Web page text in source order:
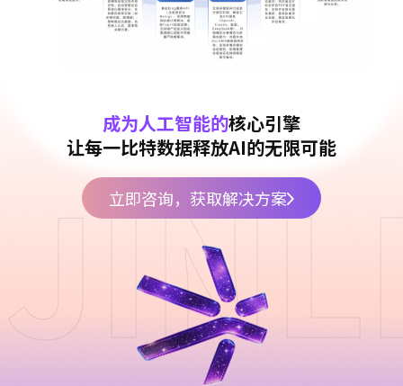
成为人工智能的核心引擎
让每一比特数据释放AI的无限可能
立即咨询，获取解决方案